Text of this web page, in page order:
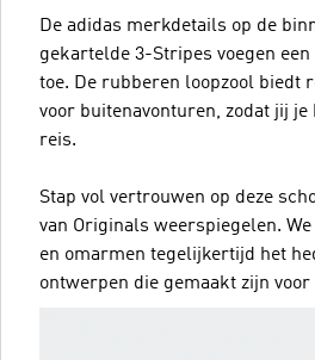
De adidas merkdetails op de
gekartelde 3-Stripes voegen
toe. De rubberen loopzool biedt
voor buitenavonturen, zodat jij
reis.
Stap vol vertrouwen op deze
van Originals weerspiegelen.
en omarmen tegelijkertijd het
ontwerpen die gemaakt zijn voor